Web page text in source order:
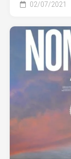
02/07/2021